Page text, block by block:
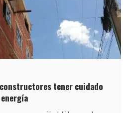
tener cuidado